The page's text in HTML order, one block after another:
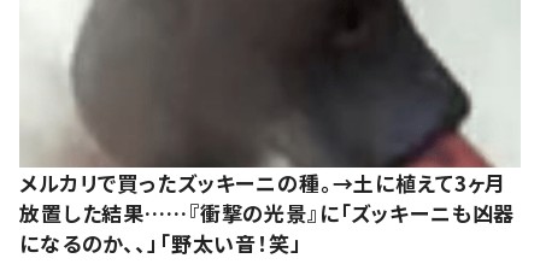
メルカリで買ったズッキーニの種。→土に植えて3ヶ月
放置した結果……『衝撃の光景』に「ズッキーニも凶器
になるのか、、」「野太い音！笑」